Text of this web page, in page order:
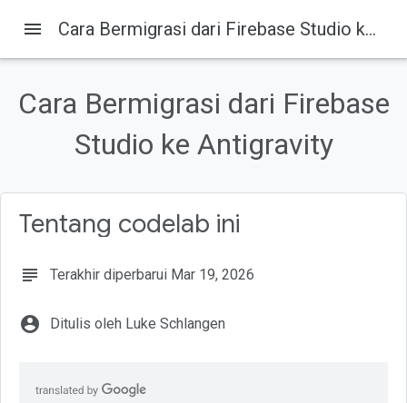
Pada halaman ini
1. Pengantar
2. Menginstal Antigravity IDE
5. Mengekspor project dari Firebase Studio
menu Cara Bermigrasi dari Firebase Studio ke Antigravity
Cara Bermigrasi dari Firebase
Studio ke Antigravity
Tentang codelab ini
subject Terakhir diperbarui Mar 19, 2026
account_circle Ditulis oleh Luke Schlangen